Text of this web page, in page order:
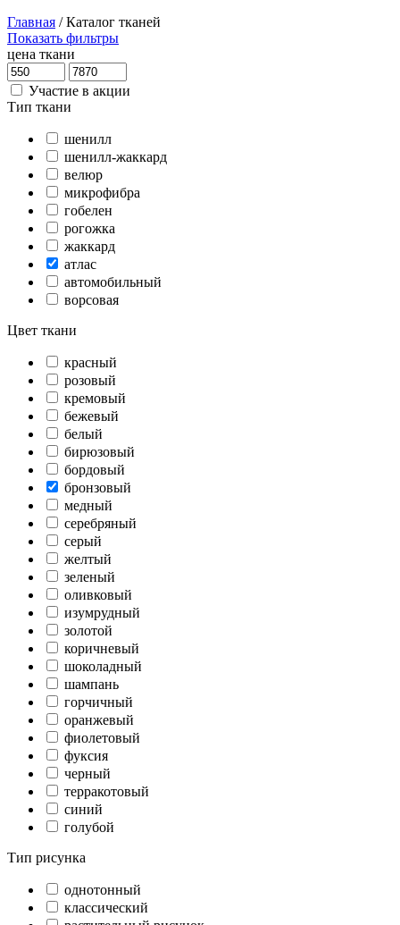
Главная / Каталог тканей
Показать фильтры
цена ткани
Участие в акции
Тип ткани
шенилл
шенилл-жаккард
велюр
микрофибра
гобелен
рогожка
жаккард
атлас
автомобильный
ворсовая
Цвет ткани
красный
розовый
кремовый
бежевый
белый
бирюзовый
бордовый
бронзовый
медный
серебряный
серый
желтый
зеленый
оливковый
изумрудный
золотой
коричневый
шоколадный
шампань
горчичный
оранжевый
фиолетовый
фуксия
черный
терракотовый
синий
голубой
Тип рисунка
однотонный
классический